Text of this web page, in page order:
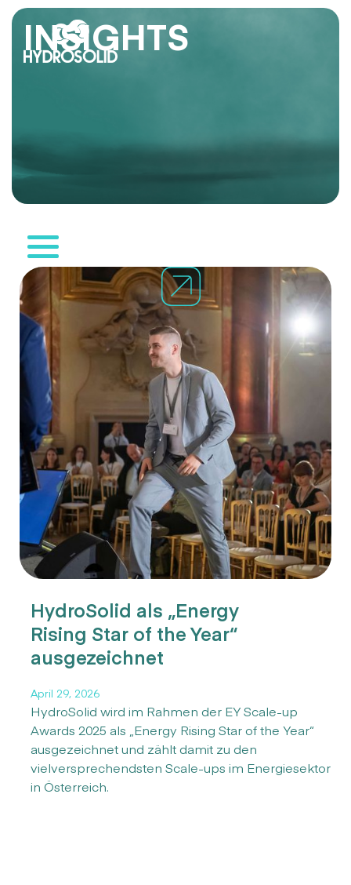
INSIGHTS
HydroSolid als „Energy
Rising Star of the Year“
ausgezeichnet
April 29, 2026
HydroSolid wird im Rahmen der EY Scale-up
Awards 2025 als „Energy Rising Star of the Year“
ausgezeichnet und zählt damit zu den
vielversprechendsten Scale-ups im Energiesektor
in Österreich.